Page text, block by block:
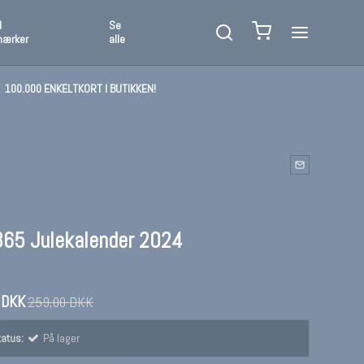
Se
alle
100.000 ENKELTKORT I BUTIKKEN!
Julekalender 2024
259,00 DKK
På lager